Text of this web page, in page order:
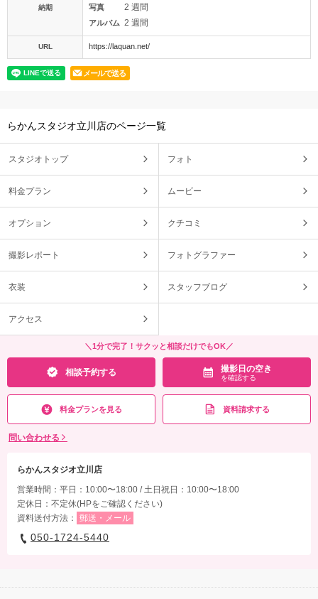
納期 写真 2 週間
アルバム 2 週間
URL https://laquan.net/
メールで送る
らかんスタジオ立川店のページ一覧
スタジオトップ フォト
料金プラン ムービー
オプション クチコミ
撮影レポート フォトグラファー
衣装 スタッフブログ
アクセス
＼1分で完了！サクッと相談だけでもOK／
相談予約する 撮影日の空き
を確認する
料金プランを見る 資料請求する
問い合わせる
らかんスタジオ立川店
営業時間：平日：10:00〜18:00 / 土日祝日：10:00〜18:00
定休日：不定休(HPをご確認ください)
資料送付方法：
郵送・メール
050-1724-5440